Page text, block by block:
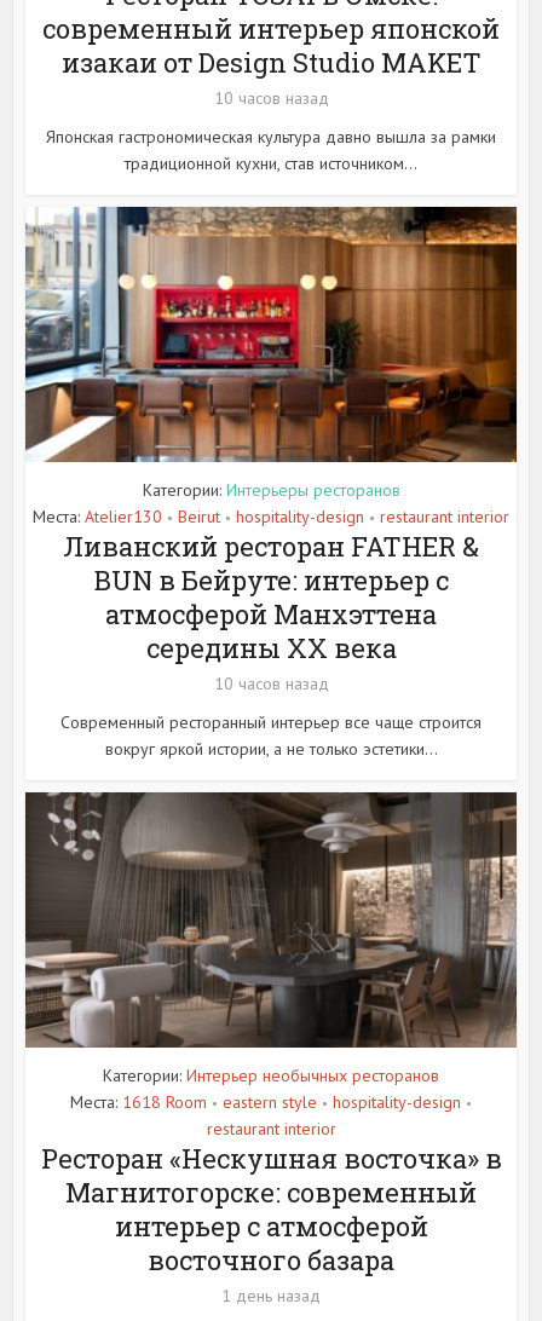
современный интерьер японской
изакаи от Design Studio MAKET
10 часов назад
Японская гастрономическая культура давно вышла за рамки
традиционной кухни, став источником...
Категории: Интерьеры ресторанов
Места: Atelier130 • Beirut • hospitality-design • restaurant interior
Ливанский ресторан FATHER &
BUN в Бейруте: интерьер с
атмосферой Манхэттена
середины XX века
10 часов назад
Современный ресторанный интерьер все чаще строится
вокруг яркой истории, а не только эстетики...
Категории: Интерьер необычных ресторанов
Места: 1618 Room • eastern style • hospitality-design •
restaurant interior
Ресторан «Нескушная восточка» в
Магнитогорске: современный
интерьер с атмосферой
восточного базара
1 день назад